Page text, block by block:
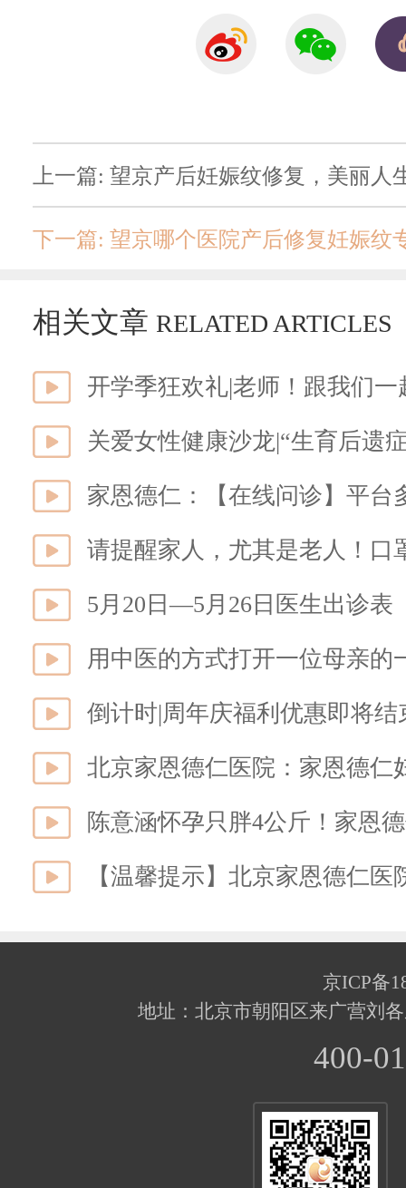
上一篇: 望京产后妊娠纹修复，美丽人
下一篇: 望京哪个医院产后修复妊娠纹
相关文章 RELATED ARTICLES
开学季狂欢礼|老师！跟我们一
关爱女性健康沙龙|“生育后遗
家恩德仁：【在线问诊】平台
请提醒家人，尤其是老人！口
5月20日—5月26日医生出诊表
用中医的方式打开一位母亲的
北京家恩德仁医院：家恩德仁
京ICP备
地址：北京市朝阳区来广营刘
400-